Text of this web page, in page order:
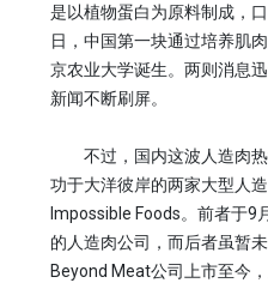
是以植物蛋白为原料制成，
日，中国第一块通过培养肌
京农业大学诞生。两则消息
新闻不断刷屏。
不过，国内这波人造肉热
功于大洋彼岸的两家大型人
Impossible Foods。前者于9
的人造肉公司，而后者虽暂
Beyond Meat公司上市至今